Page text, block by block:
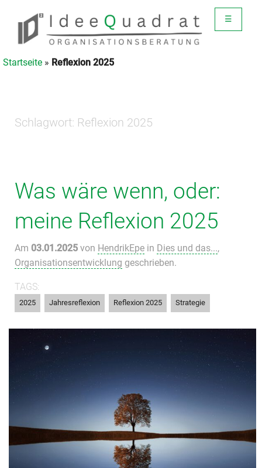
☰
Startseite » Reflexion 2025
Schlagwort: Reflexion 2025
Was wäre wenn, oder:
meine Reflexion 2025
Am 03.01.2025 von HendrikEpe in Dies und das...,
Organisationsentwicklung geschrieben.
TAGS:
2025 Jahresreflexion Reflexion 2025 Strategie